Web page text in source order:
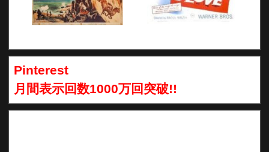
Pinterest
月間表示回数1000万回突破!!